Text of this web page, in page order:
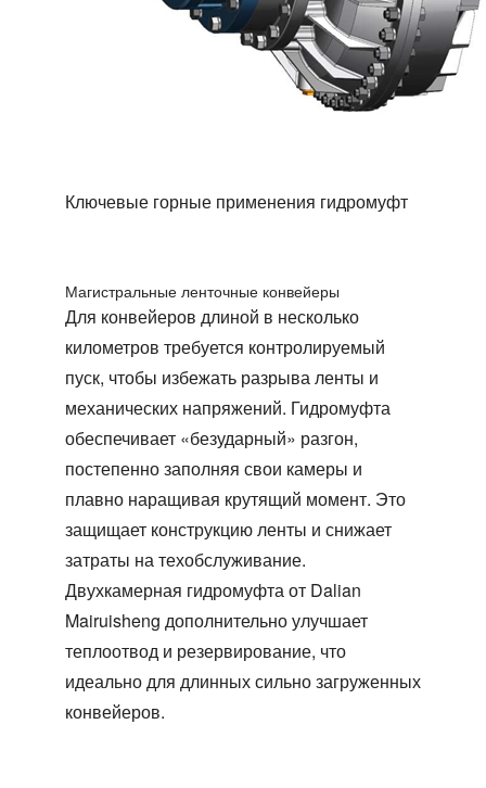
Ключевые горные применения гидромуфт
Магистральные ленточные конвейеры
Для конвейеров длиной в несколько
километров требуется контролируемый
пуск, чтобы избежать разрыва ленты и
механических напряжений. Гидромуфта
обеспечивает «безударный» разгон,
постепенно заполняя свои камеры и
плавно наращивая крутящий момент. Это
защищает конструкцию ленты и снижает
затраты на техобслуживание.
Двухкамерная гидромуфта от Dalian
Mairuisheng дополнительно улучшает
теплоотвод и резервирование, что
идеально для длинных сильно загруженных
конвейеров.